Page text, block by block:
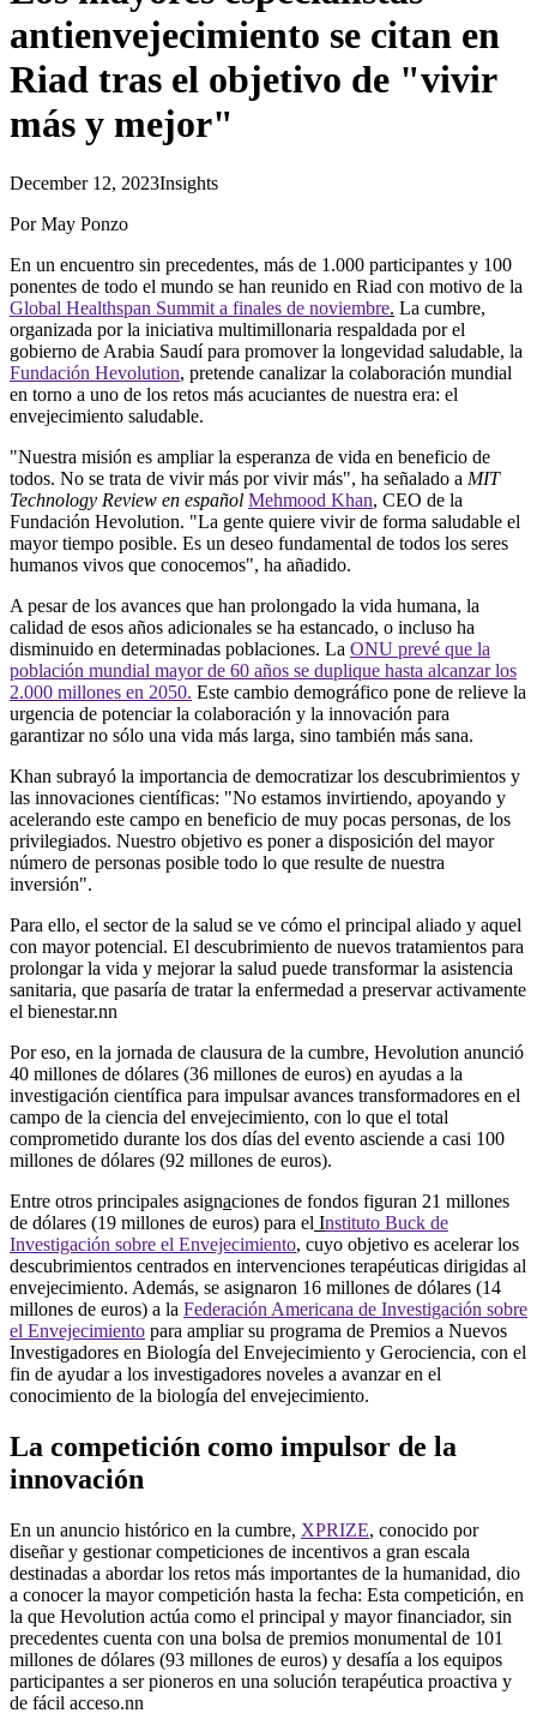
antienvejecimiento se citan en
Riad tras el objetivo de "vivir
más y mejor"
December 12, 2023Insights
Por May Ponzo
En un encuentro sin precedentes, más de 1.000 participantes y 100
ponentes de todo el mundo se han reunido en Riad con motivo de la
Global Healthspan Summit a finales de noviembre. La cumbre,
organizada por la iniciativa multimillonaria respaldada por el
gobierno de Arabia Saudí para promover la longevidad saludable, la
Fundación Hevolution, pretende canalizar la colaboración mundial
en torno a uno de los retos más acuciantes de nuestra era: el
envejecimiento saludable.
"Nuestra misión es ampliar la esperanza de vida en beneficio de
todos. No se trata de vivir más por vivir más", ha señalado a MIT
Technology Review en español Mehmood Khan, CEO de la
Fundación Hevolution. "La gente quiere vivir de forma saludable el
mayor tiempo posible. Es un deseo fundamental de todos los seres
humanos vivos que conocemos", ha añadido.
A pesar de los avances que han prolongado la vida humana, la
calidad de esos años adicionales se ha estancado, o incluso ha
disminuido en determinadas poblaciones. La ONU prevé que la
población mundial mayor de 60 años se duplique hasta alcanzar los
2.000 millones en 2050. Este cambio demográfico pone de relieve la
urgencia de potenciar la colaboración y la innovación para
garantizar no sólo una vida más larga, sino también más sana.
Khan subrayó la importancia de democratizar los descubrimientos y
las innovaciones científicas: "No estamos invirtiendo, apoyando y
acelerando este campo en beneficio de muy pocas personas, de los
privilegiados. Nuestro objetivo es poner a disposición del mayor
número de personas posible todo lo que resulte de nuestra
inversión".
Para ello, el sector de la salud se ve cómo el principal aliado y aquel
con mayor potencial. El descubrimiento de nuevos tratamientos para
prolongar la vida y mejorar la salud puede transformar la asistencia
sanitaria, que pasaría de tratar la enfermedad a preservar activamente
el bienestar.nn
Por eso, en la jornada de clausura de la cumbre, Hevolution anunció
40 millones de dólares (36 millones de euros) en ayudas a la
investigación científica para impulsar avances transformadores en el
campo de la ciencia del envejecimiento, con lo que el total
comprometido durante los dos días del evento asciende a casi 100
millones de dólares (92 millones de euros).
Entre otros principales asignaciones de fondos figuran 21 millones
de dólares (19 millones de euros) para el Instituto Buck de
Investigación sobre el Envejecimiento, cuyo objetivo es acelerar los
descubrimientos centrados en intervenciones terapéuticas dirigidas al
envejecimiento. Además, se asignaron 16 millones de dólares (14
millones de euros) a la Federación Americana de Investigación sobre
el Envejecimiento para ampliar su programa de Premios a Nuevos
Investigadores en Biología del Envejecimiento y Gerociencia, con el
fin de ayudar a los investigadores noveles a avanzar en el
conocimiento de la biología del envejecimiento.
La competición como impulsor de la
innovación
En un anuncio histórico en la cumbre, XPRIZE, conocido por
diseñar y gestionar competiciones de incentivos a gran escala
destinadas a abordar los retos más importantes de la humanidad, dio
a conocer la mayor competición hasta la fecha: Esta competición, en
la que Hevolution actúa como el principal y mayor financiador, sin
precedentes cuenta con una bolsa de premios monumental de 101
millones de dólares (93 millones de euros) y desafía a los equipos
participantes a ser pioneros en una solución terapéutica proactiva y
de fácil acceso.nn